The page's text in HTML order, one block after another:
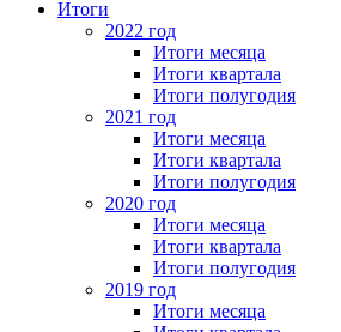
Итоги
2022 год
Итоги месяца
Итоги квартала
Итоги полугодия
2021 год
Итоги месяца
Итоги квартала
Итоги полугодия
2020 год
Итоги месяца
Итоги квартала
Итоги полугодия
2019 год
Итоги месяца